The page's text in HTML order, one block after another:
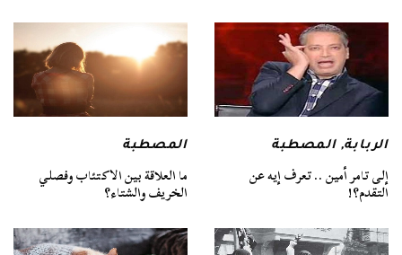
الربابة,المصطبة
إلى تامر أمين .. تعرف إيه عن
التقدم؟!
المصطبة
ما العلاقة بين الاكتئاب وفصلي
الخريف والشتاء؟